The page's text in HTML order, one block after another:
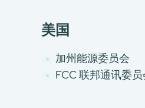
美国
加州能源委员会
FCC 联邦通讯委员